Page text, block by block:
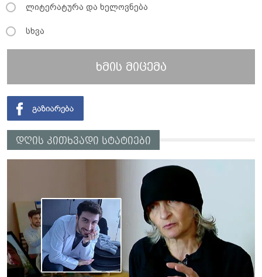
ლიტერატურა და ხელოვნება
სხვა
ხმის მიცემა
დღის კითხვადი სტატიები